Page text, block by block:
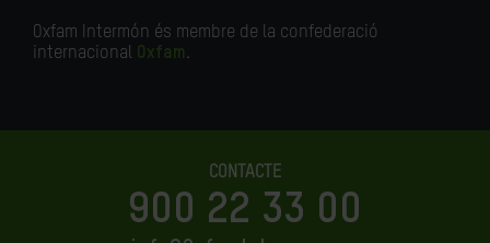
Oxfam Intermón és membre de la confederació
internacional Oxfam.
CONTACTE
900 22 33 00